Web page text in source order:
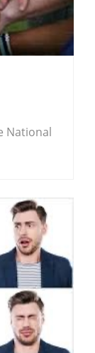
National